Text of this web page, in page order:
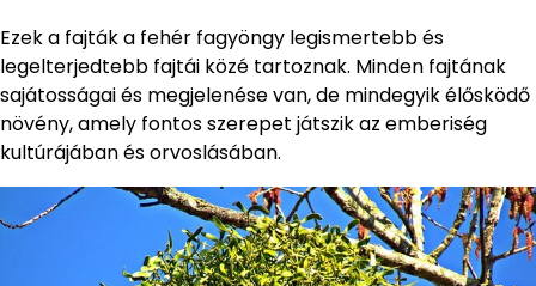
Ezek a fajták a fehér fagyöngy legismertebb és
legelterjedtebb fajtái közé tartoznak. Minden fajtának
sajátosságai és megjelenése van, de mindegyik élősködő
növény, amely fontos szerepet játszik az emberiség
kultúrájában és orvoslásában.